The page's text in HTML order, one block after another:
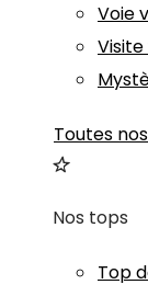
Voie
Toutes
Nos tops
Top